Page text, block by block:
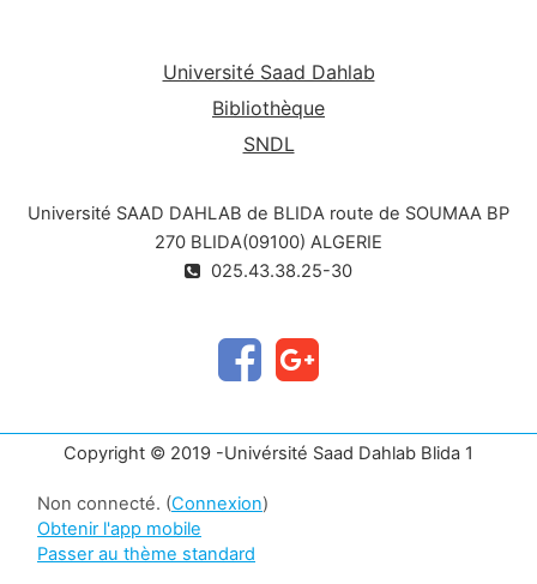
Université Saad Dahlab
Bibliothèque
SNDL
Université SAAD DAHLAB de BLIDA route de SOUMAA BP
270 BLIDA(09100) ALGERIE
025.43.38.25-30
Copyright © 2019 -Univérsité Saad Dahlab Blida 1
Non connecté. (Connexion)
Obtenir l'app mobile
Passer au thème standard